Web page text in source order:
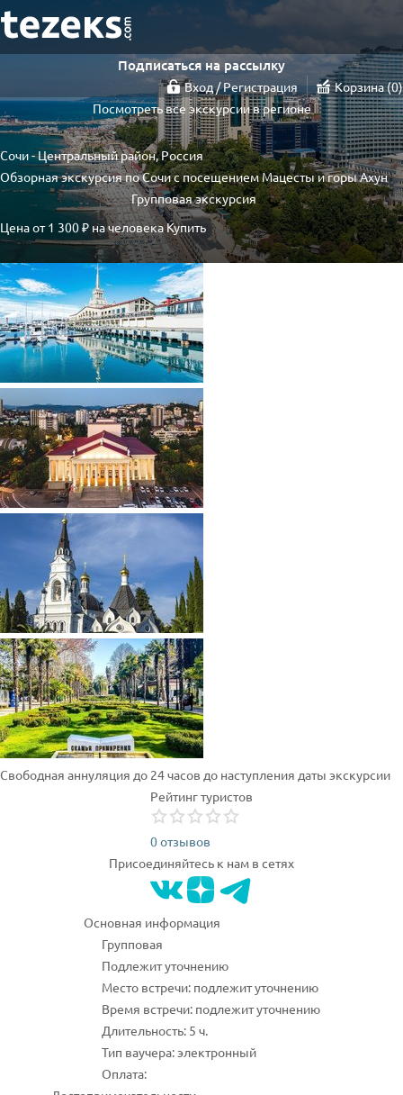
Подписаться на рассылку
Вход / Регистрация Корзина 0
Посмотреть все экскурсии в регионе
Сочи - Центральный район, Россия
Обзорная экскурсия по Сочи с посещением Мацесты и горы Ахун
Групповая экскурсия
Цена от 1 300 ₽ на человекаКупить
Свободная аннуляция до 24 часов до наступления даты экскурсии
Рейтинг туристов
0 отзывов
Присоединяйтесь к нам в сетях
Основная информация
Групповая
Подлежит уточнению
Место встречи: подлежит уточнению
Время встречи: подлежит уточнению
Длительность: 5 ч.
Тип ваучера: электронный
Оплата: